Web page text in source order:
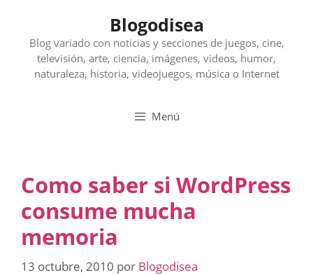
contenido
Blogodisea
Blog variado con noticias y secciones de juegos, cine,
televisión, arte, ciencia, imágenes, videos, humor,
naturaleza, historia, videojuegos, música o Internet
Menú
Como saber si WordPress
consume mucha
memoria
13 octubre, 2010 por Blogodisea